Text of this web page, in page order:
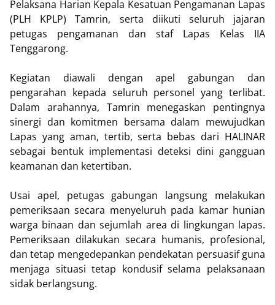
Pelaksana Harian Kepala Kesatuan Pengamanan Lapas
(PLH KPLP) Tamrin, serta diikuti seluruh jajaran
petugas pengamanan dan staf Lapas Kelas IIA
Tenggarong.
Kegiatan diawali dengan apel gabungan dan
pengarahan kepada seluruh personel yang terlibat.
Dalam arahannya, Tamrin menegaskan pentingnya
sinergi dan komitmen bersama dalam mewujudkan
Lapas yang aman, tertib, serta bebas dari HALINAR
sebagai bentuk implementasi deteksi dini gangguan
keamanan dan ketertiban.
Usai apel, petugas gabungan langsung melakukan
pemeriksaan secara menyeluruh pada kamar hunian
warga binaan dan sejumlah area di lingkungan lapas.
Pemeriksaan dilakukan secara humanis, profesional,
dan tetap mengedepankan pendekatan persuasif guna
menjaga situasi tetap kondusif selama pelaksanaan
sidak berlangsung.